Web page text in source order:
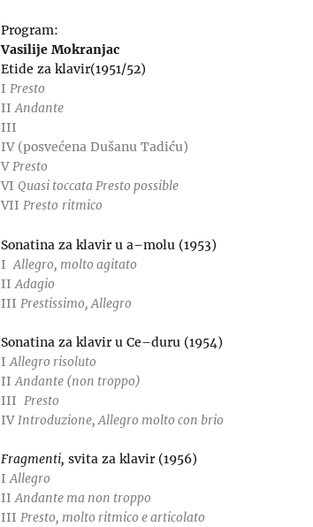
Program:
Vasilije Mokranjac
Etide za klavir(1951/52)
I Presto
IIAndante
III
IV (posvećena Dušanu Tadiću)
VPresto
VI Quasi toccata Presto possible
VII Presto ritmico
Sonatina za klavir u a–molu (1953)
IAllegro, molto agitato
IIAdagio
III Prestissimo, Allegro
Sonatina za klavir u Ce–duru (1954)
IAllegro risoluto
IIAndante (non troppo)
III Presto
IVIntroduzione, Allegro molto con brio
Fragmenti, svita za klavir (1956)
IAllegro
IIAndante ma non troppo
III Presto, molto ritmico e articolato